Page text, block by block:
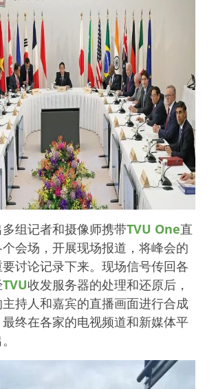
组记者和摄像师携带TVU One直
会场，开展现场报道，将峰会的
讨论记录下来。现场信号传回各
TVU收发服务器的处理和还原后，
持人和嘉宾的直播画面进行合成
终在各家的电视频道和新媒体平